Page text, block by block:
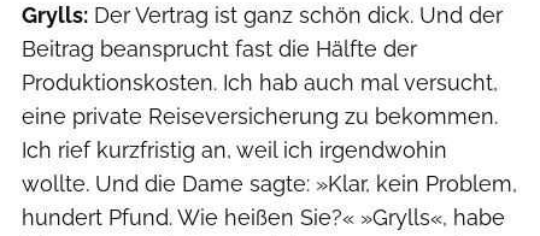
Grylls: Der Vertrag ist ganz schön dick. Und der
Beitrag beansprucht fast die Hälfte der
Produktionskosten. Ich hab auch mal versucht,
eine private Reiseversicherung zu bekommen.
Ich rief kurzfristig an, weil ich irgendwohin
wollte. Und die Dame sagte: »Klar, kein Problem,
hundert Pfund. Wie heißen Sie?« »Grylls«, habe